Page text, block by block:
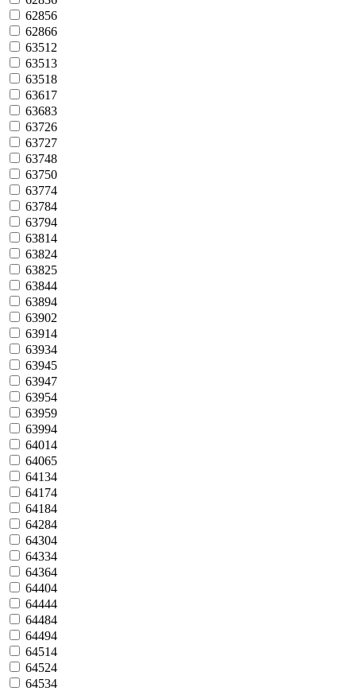
62856
62866
63512
63513
63518
63617
63683
63726
63727
63748
63750
63774
63784
63794
63814
63824
63825
63844
63894
63902
63914
63934
63945
63947
63954
63959
63994
64014
64065
64134
64174
64184
64284
64304
64334
64364
64404
64444
64484
64494
64514
64524
64534